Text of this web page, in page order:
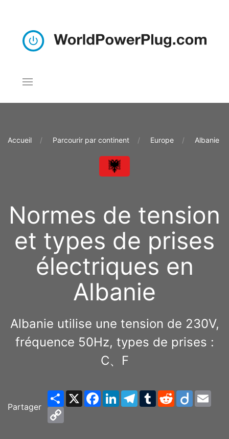
Accueil Parcourir par continent Europe Albanie
Normes de tension
et types de prises
électriques en
Albanie
Albanie utilise une tension de 230V,
fréquence 50Hz, types de prises :
C、F
Partager
ShareX Facebook
LinkedInTelegram
TumblrRedditDiigo